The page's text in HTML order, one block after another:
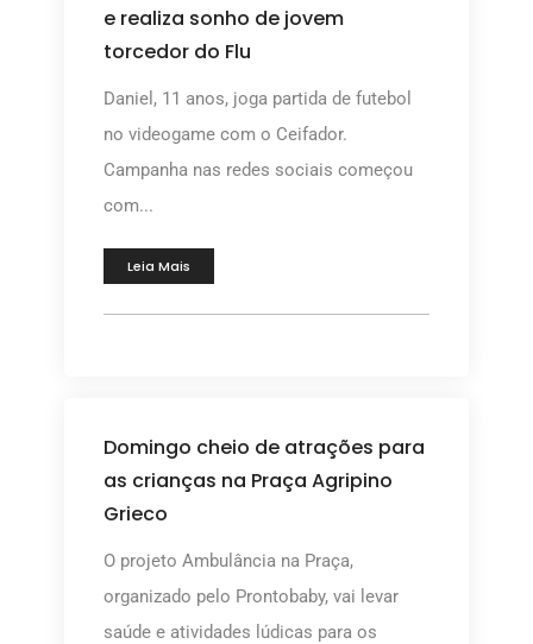
e realiza sonho de jovem
torcedor do Flu
Daniel, 11 anos, joga partida de futebol
no videogame com o Ceifador.
Campanha nas redes sociais começou
com...
Leia Mais
Domingo cheio de atrações para
as crianças na Praça Agripino
Grieco
O projeto Ambulância na Praça,
organizado pelo Prontobaby, vai levar
saúde e atividades lúdicas para os